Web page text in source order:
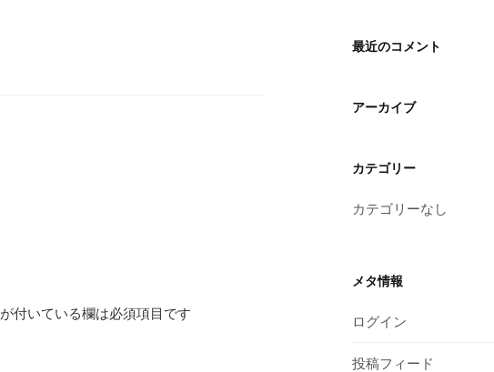
が付いている欄は必須項目です
最近のコメント
アーカイブ
カテゴリー
カテゴリーなし
メタ情報
ログイン
投稿フィード